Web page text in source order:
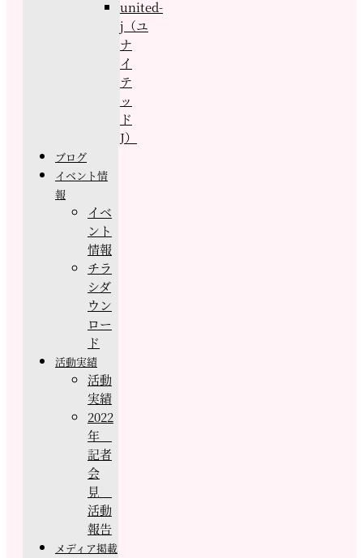
united-
j（ユ
ナ
イ
テ
ッ
ド
J）
ブログ
イベント情
報
イベ
ント
情報
チラ
シダ
ウン
ロー
ド
活動実績
活動
実績
2022
年
記者
会
見
活動
報告
メディア掲載